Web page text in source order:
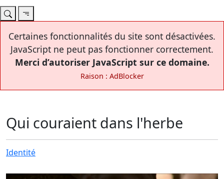
Certaines fonctionnalités du site sont désactivées.
JavaScript ne peut pas fonctionner correctement.
Merci d’autoriser JavaScript sur ce domaine.
Raison : AdBlocker
Qui couraient dans l'herbe
Identité